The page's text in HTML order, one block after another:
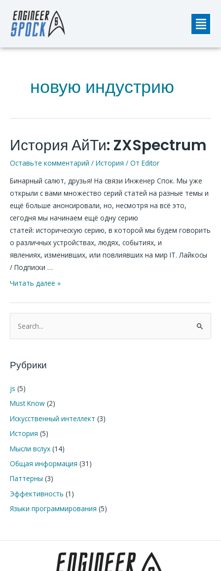
содержимому
новую индустрию
История АйТи: ZXSpectrum
Оставьте комментарий / История / От Editor
Бинарный салют, друзья! На связи Инженер Спок. Мы уже
открыли с вами множество серий статей на разные темы и
ещё больше анонсировали, но, несмотря на всё это,
сегодня мы начинаем ещё одну серию
статей: историческую серию, в которой мы будем говорить
о различных устройствах, людях, событиях, и
явлениях, изменивших, или повлиявших на мир IT. Лайкосы
/ Подписки …
История
АйТи:
ZXSpectrum
Читать далее »
о
с
:
Рубрики
js (5)
Must Know (2)
Искусственный интеллект (3)
История (5)
Мысли вслух (14)
Общая информация (31)
Паттерны (3)
Эффективность (1)
Языки программирования (5)